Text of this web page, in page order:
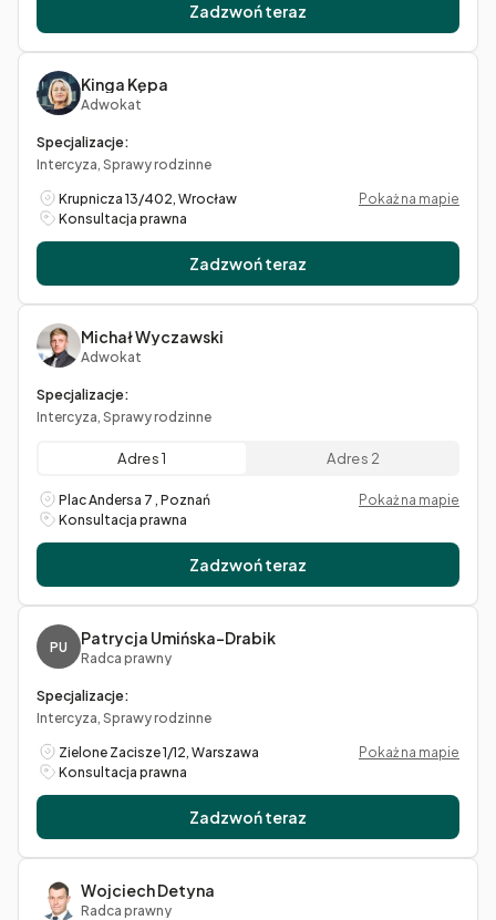
Zadzwoń teraz
Kinga Kępa
Adwokat
Specjalizacje:
Intercyza, Sprawy rodzinne
Krupnicza 13/402, Wrocław
Pokaż na mapie
Konsultacja prawna
Zadzwoń teraz
Michał Wyczawski
Adwokat
Specjalizacje:
Intercyza, Sprawy rodzinne
Adres 1 Adres 2
Plac Andersa 7 , Poznań
Pokaż na mapie
Konsultacja prawna
Zadzwoń teraz
PU Patrycja Umińska-Drabik
Radca prawny
Specjalizacje:
Intercyza, Sprawy rodzinne
Zielone Zacisze 1/12, Warszawa
Pokaż na mapie
Konsultacja prawna
Zadzwoń teraz
Wojciech Detyna
Radca prawny